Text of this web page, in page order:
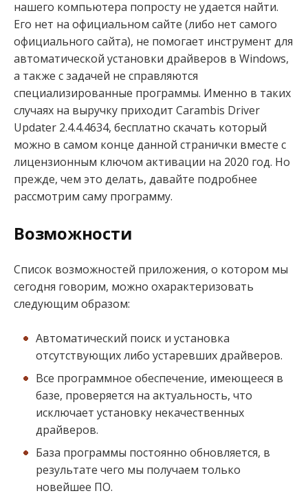
нашего компьютера попросту не удается найти.
Его нет на официальном сайте (либо нет самого
официального сайта), не помогает инструмент для
автоматической установки драйверов в Windows,
а также с задачей не справляются
специализированные программы. Именно в таких
случаях на выручку приходит Carambis Driver
Updater 2.4.4.4634, бесплатно скачать который
можно в самом конце данной странички вместе с
лицензионным ключом активации на 2020 год. Но
прежде, чем это делать, давайте подробнее
рассмотрим саму программу.
Возможности
Список возможностей приложения, о котором мы
сегодня говорим, можно охарактеризовать
следующим образом:
Автоматический поиск и установка
отсутствующих либо устаревших драйверов.
Все программное обеспечение, имеющееся в
базе, проверяется на актуальность, что
исключает установку некачественных
драйверов.
База программы постоянно обновляется, в
результате чего мы получаем только
новейшее ПО.